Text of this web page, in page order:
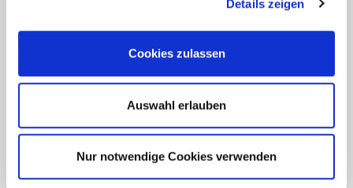
Details zeigen
Cookies zulassen
Auswahl erlauben
Nur notwendige Cookies verwenden